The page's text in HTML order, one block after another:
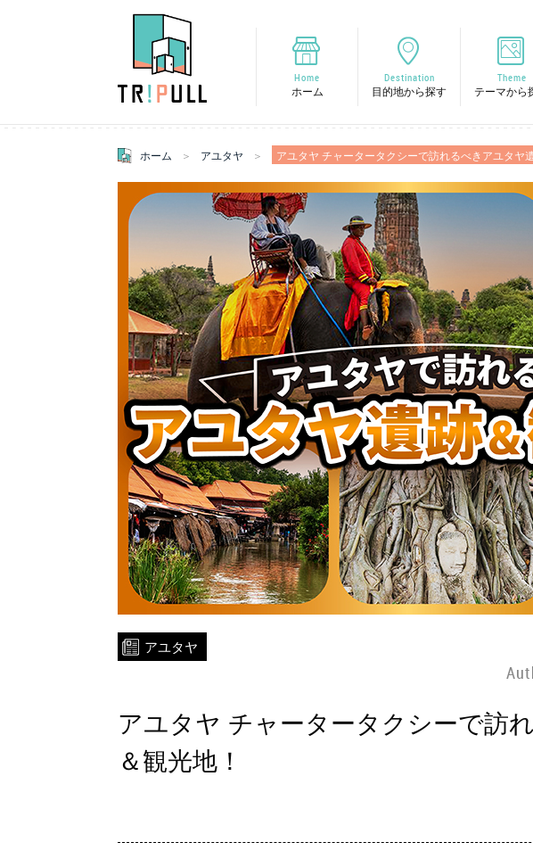
Home
ホーム
Destination
目的地から探す
Theme
テーマから
ホーム アユタヤ アユタヤ チャータータクシーで訪れるべきアユタヤ
アユタヤ
アユタヤ チャータータクシーで訪
＆観光地！